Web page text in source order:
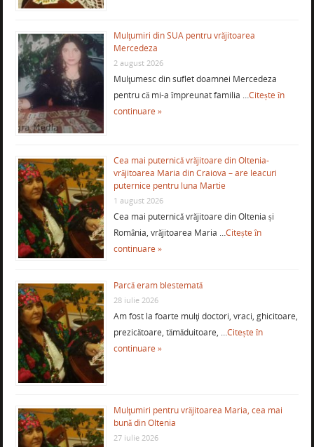
Mulţumiri din SUA pentru vrăjitoarea
Mercedeza
2 august 2026
Mulţumesc din suflet doamnei Mercedeza
pentru că mi-a împreunat familia …Citește în
continuare »
Cea mai puternică vrăjitoare din Oltenia-
vrăjitoarea Maria din Craiova – are leacuri
puternice pentru luna Martie
1 august 2026
Cea mai puternică vrăjitoare din Oltenia și
România, vrăjitoarea Maria …Citește în
continuare »
Parcă eram blestemată
28 iulie 2026
Am fost la foarte mulţi doctori, vraci, ghicitoare,
prezicătoare, tămăduitoare, …Citește în
continuare »
Mulţumiri pentru vrăjitoarea Maria, cea mai
bună din Oltenia
27 iulie 2026